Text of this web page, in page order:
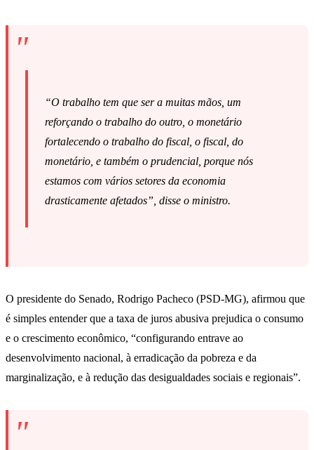
“O trabalho tem que ser a muitas mãos, um
reforçando o trabalho do outro, o monetário
fortalecendo o trabalho do fiscal, o fiscal, do
monetário, e também o prudencial, porque nós
estamos com vários setores da economia
drasticamente afetados”, disse o ministro.
O presidente do Senado, Rodrigo Pacheco (PSD-MG), afirmou que
é simples entender que a taxa de juros abusiva prejudica o consumo
e o crescimento econômico, “configurando entrave ao
desenvolvimento nacional, à erradicação da pobreza e da
marginalização, e à redução das desigualdades sociais e regionais”.